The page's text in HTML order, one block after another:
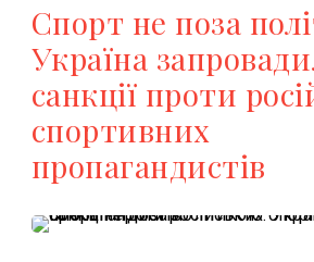
Cпорт не поза
Україна
санкції проти
спортивних
пропагандистів